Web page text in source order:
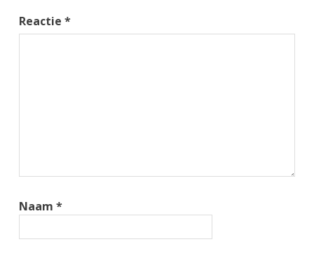
Reactie*
Naam*